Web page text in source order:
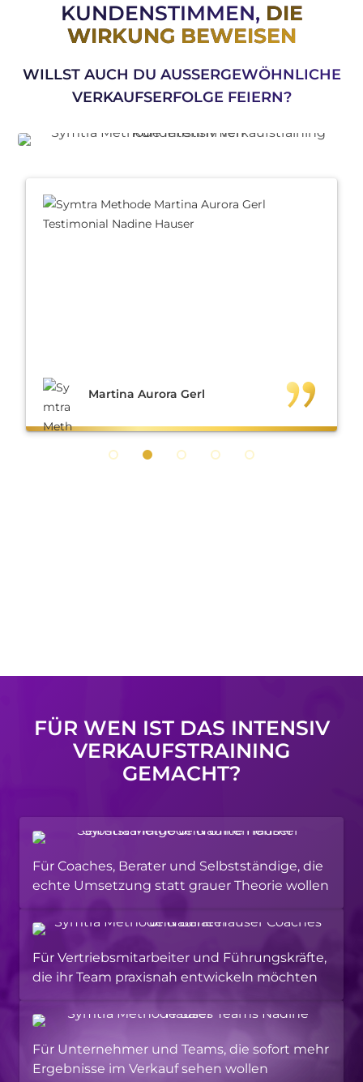
KUNDENSTIMMEN, DIE
WIRKUNG BEWEISEN
WILLST AUCH DU AUSSERGEWÖHNLICHE V
ERKAUFSERFOLGE FEIERN?
Martina Aurora Gerl
FÜR WEN IST DAS INTENSIV
VERKAUFSTRAINING
GEMACHT?
Für Coaches, Berater und Selbstständige, die
echte Umsetzung statt grauer Theorie wollen
Für Vertriebsmitarbeiter und Führungskräfte,
die ihr Team praxisnah entwickeln möchten
Für Unternehmer und Teams, die sofort mehr
Ergebnisse im Verkauf sehen wollen